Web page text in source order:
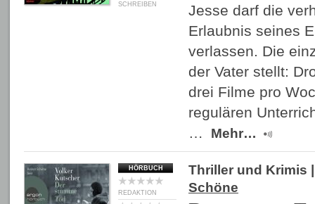
SCHREIBEN
Jesse darf die
Erlaubnis seines
verlassen. Die
der Vater stellt:
drei Filme pro
regulären
…
Mehr…
HÖRBUCH
REDAKTION
Thriller und Krimis
Schöne